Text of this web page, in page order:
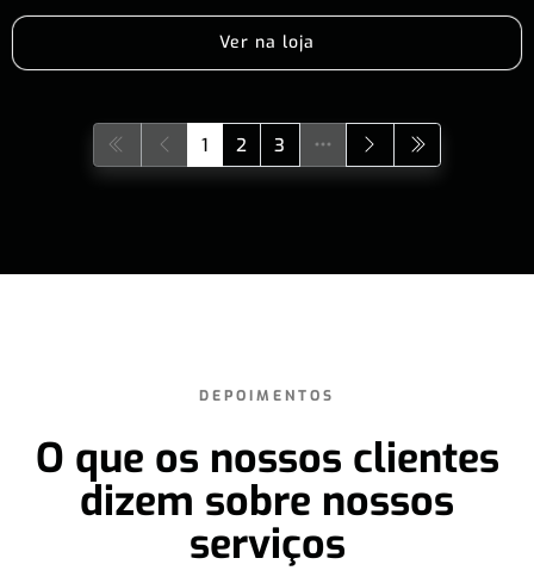
Ver na loja
1 2 3
DEPOIMENTOS
O que os nossos clientes
dizem sobre nossos
serviços